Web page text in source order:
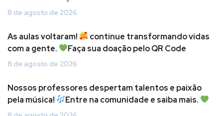
8 de agosto de 2026
As aulas voltaram!
continue transformando vidas
com a gente.
Faça sua doação pelo QR Code
8 de agosto de 2026
Nossos professores despertam talentos e paixão
pela música!
Entre na comunidade e saiba mais.